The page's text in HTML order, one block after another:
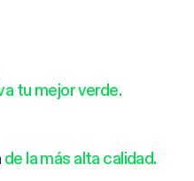
tu mejor verde.
de la más alta calidad.